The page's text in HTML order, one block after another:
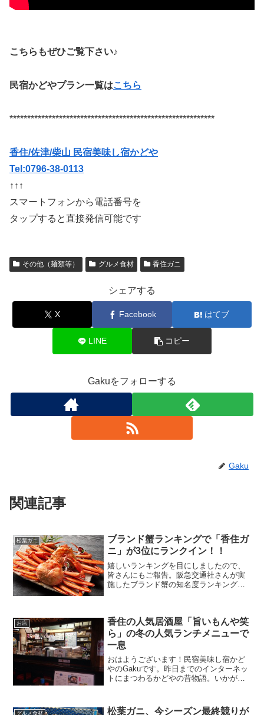
こちらもぜひご覧下さい♪
民宿かどやプラン一覧はこちら
**********************************************************
香住/佐津/柴山 民宿美味し宿かどや
Tel:0796-38-0113
↑↑↑
スマートフォンから電話番号を
タップすると直接発信可能です
その他（麺類等） グルメ食材 香住ガニ
シェアする
X Facebook はてブ
LINE コピー
Gakuをフォローする
Gaku
関連記事
松葉ガニ
ブランド蟹ランキングで「香住ガ
ニ」が3位にランクイン！！
嬉しいランキングを目にしましたので、
皆さんにもご報告。阪急交通社さんが実
施したブランド蟹の知名度ランキングを
た。
お店
香住の人気居酒屋「旨いもんや笑
ら」の冬の人気ランチメニューで
一息
おはようございます！民宿美味し宿かど
やのGakuです。昨日までのインターネッ
トにまつわるかどやの昔物語。いかがだ
のでここで箸休め。↑↑↑「ってことはまだ
グルメ食材
松葉ガニ、今シーズン最終競りが